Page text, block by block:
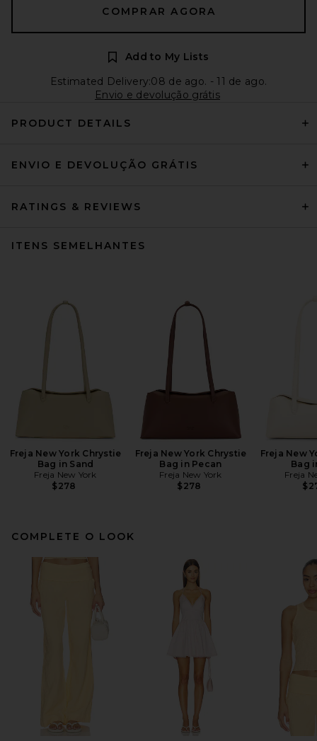
COMPRAR AGORA
Add to My Lists
Estimated Delivery:08 de ago. - 11 de ago.
Envio e devolução grátis
PRODUCT DETAILS
ENVIO E DEVOLUÇÃO GRÁTIS
RATINGS & REVIEWS
ITENS SEMELHANTES
Freja New York Chrystie
Bag in Sand
Freja New York
$278
Freja New York Chrystie
Bag in Pecan
Freja New York
$278
Freja New
Bag
Freja
COMPLETE O LOOK